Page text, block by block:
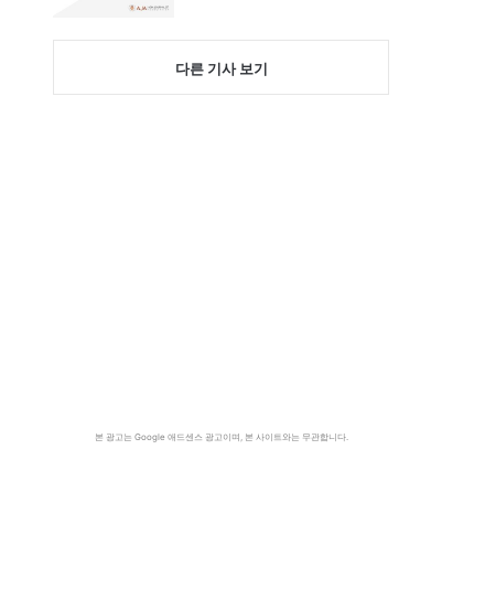
다른 기사 보기
본 광고는 Google 애드센스 광고이며, 본 사이트와는 무관합니다.